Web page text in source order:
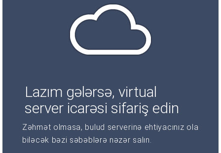
Lazım gələrsə, virtual
server icarəsi sifariş edin
Zəhmət olmasa, bulud serverinə ehtiyacınız ola
biləcək bəzi səbəblərə nəzər salın.